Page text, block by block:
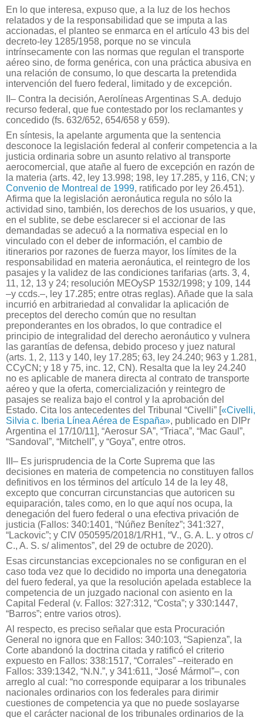
En lo que interesa, expuso que, a la luz de los hechos
relatados y de la responsabilidad que se imputa a las
accionadas, el planteo se enmarca en el artículo 43 bis del
decreto-ley 1285/1958, porque no se vincula
intrínsecamente con las normas que regulan el transporte
aéreo sino, de forma genérica, con una práctica abusiva en
una relación de consumo, lo que descarta la pretendida
intervención del fuero federal, limitado y de excepción.
II– Contra la decisión, Aerolíneas Argentinas S.A. dedujo
recurso federal, que fue contestado por los reclamantes y
concedido (fs. 632/652, 654/658 y 659).
En síntesis, la apelante argumenta que la sentencia
desconoce la legislación federal al conferir competencia a la
justicia ordinaria sobre un asunto relativo al transporte
aerocomercial, que atañe al fuero de excepción en razón de
la materia (arts. 42, ley 13.998; 198, ley 17.285, y 116, CN; y
Convenio de Montreal de 1999, ratificado por ley 26.451).
Afirma que la legislación aeronáutica regula no sólo la
actividad sino, también, los derechos de los usuarios, y que,
en el sublite, se debe esclarecer si el accionar de las
demandadas se adecuó a la normativa especial en lo
vinculado con el deber de información, el cambio de
itinerarios por razones de fuerza mayor, los límites de la
responsabilidad en materia aeronáutica, el reintegro de los
pasajes y la validez de las condiciones tarifarias (arts. 3, 4,
11, 12, 13 y 24; resolución MEOySP 1532/1998; y 109, 144
–y ccds.–, ley 17.285; entre otras reglas). Añade que la sala
incurrió en arbitrariedad al convalidar la aplicación de
preceptos del derecho común que no resultan
preponderantes en los obrados, lo que contradice el
principio de integralidad del derecho aeronáutico y vulnera
las garantías de defensa, debido proceso y juez natural
(arts. 1, 2, 113 y 140, ley 17.285; 63, ley 24.240; 963 y 1.281,
CCyCN; y 18 y 75, inc. 12, CN). Resalta que la ley 24.240
no es aplicable de manera directa al contrato de transporte
aéreo y que la oferta, comercialización y reintegro de
pasajes se realiza bajo el control y la aprobación del
Estado. Cita los antecedentes del Tribunal “Civelli” [«Civelli,
Silvia c. Iberia Línea Aérea de España», publicado en DIPr
Argentina el 17/10/11], “Aerosur SA”, “Triaca”, “Mac Gaul”,
“Sandoval”, “Mitchell”, y “Goya”, entre otros.
III– Es jurisprudencia de la Corte Suprema que las
decisiones en materia de competencia no constituyen fallos
definitivos en los términos del artículo 14 de la ley 48,
excepto que concurran circunstancias que autoricen su
equiparación, tales como, en lo que aquí nos ocupa, la
denegación del fuero federal o una efectiva privación de
justicia (Fallos: 340:1401, “Núñez Benítez”; 341:327,
“Lackovic”; y CIV 050595/2018/1/RH1, “V., G. A. L. y otros c/
C., A. S. s/ alimentos”, del 29 de octubre de 2020).
Esas circunstancias excepcionales no se configuran en el
caso toda vez que lo decidido no importa una denegatoria
del fuero federal, ya que la resolución apelada establece la
competencia de un juzgado nacional con asiento en la
Capital Federal (v. Fallos: 327:312, “Costa”; y 330:1447,
“Barros”; entre varios otros).
Al respecto, es preciso señalar que esta Procuración
General no ignora que en Fallos: 340:103, “Sapienza”, la
Corte abandonó la doctrina citada y ratificó el criterio
expuesto en Fallos: 338:1517, “Corrales” –reiterado en
Fallos: 339:1342, “N.N.”, y 341:611, “José Mármol”–, con
arreglo al cual: “no corresponde equiparar a los tribunales
nacionales ordinarios con los federales para dirimir
cuestiones de competencia ya que no puede soslayarse
que el carácter nacional de los tribunales ordinarios de la